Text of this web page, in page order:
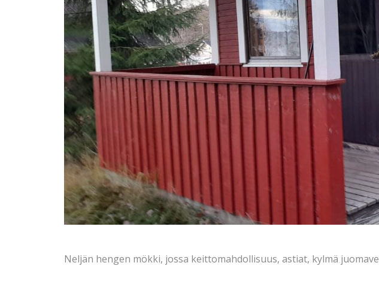
Neljän hengen mökki, jossa keittomahdollisuus, astiat, kylmä